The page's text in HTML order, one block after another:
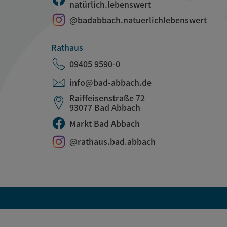
natürlich.lebenswert
@badabbach.natuerlichlebenswert
Rathaus
09405 9590-0
info@bad-abbach.de
Raiffeisenstraße 72
93077 Bad Abbach
Markt Bad Abbach
@rathaus.bad.abbach